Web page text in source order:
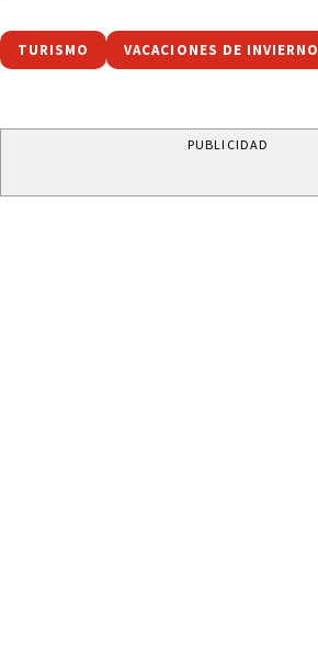
TURISMO VACACIONES DE INVIERNO
PUBLICIDAD